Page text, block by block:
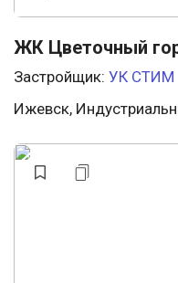
ЖК Цветочный
Застройщик: УК СТИМ
Ижевск,